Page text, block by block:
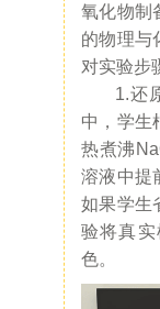
氧化物制
的物理与
对实验步
1.还
中，学
热煮沸
溶液中提
如果学生
验将真
色。